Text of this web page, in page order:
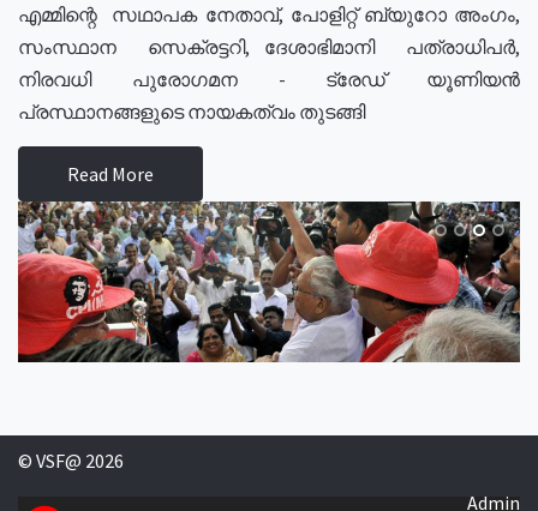
എമ്മിന്റെ സഥാപക നേതാവ്, പോളിറ്റ് ബ്യുറോ അംഗം,
സംസ്ഥാന സെക്രട്ടറി, ദേശാഭിമാനി പത്രാധിപർ,
നിരവധി പുരോഗമന - ട്രേഡ് യൂണിയൻ
പ്രസ്ഥാനങ്ങളുടെ നായകത്വം തുടങ്ങി
Read More
© VSF@ 2026
Admin